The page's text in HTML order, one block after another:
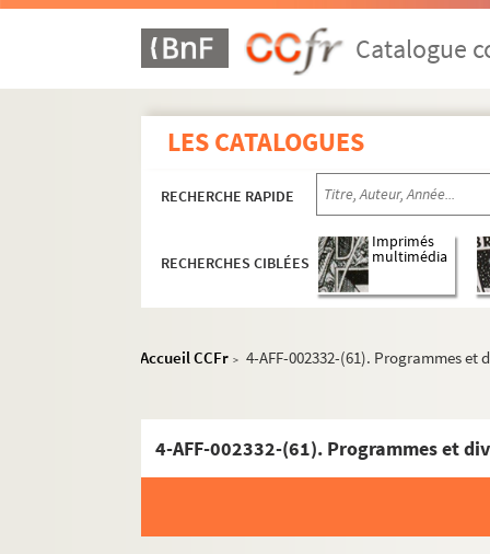
Catalogue
LES CATALOGUES
RECHERCHE RAPIDE
RECHERCHES CIBLÉES
Imprimés
multimédia
Accueil CCFr > 4-AFF-002332-(61). Programmes et
4-AFF-002332-(61). Programmes et
11e arrondissement
Aktéon Théâtre
L'Alhambra-Maurice Chevalier
Atelier de la Bonne Graine
L'Auguste théâtre
Le Bataclan
Comédie Bastille
Comédie Nation